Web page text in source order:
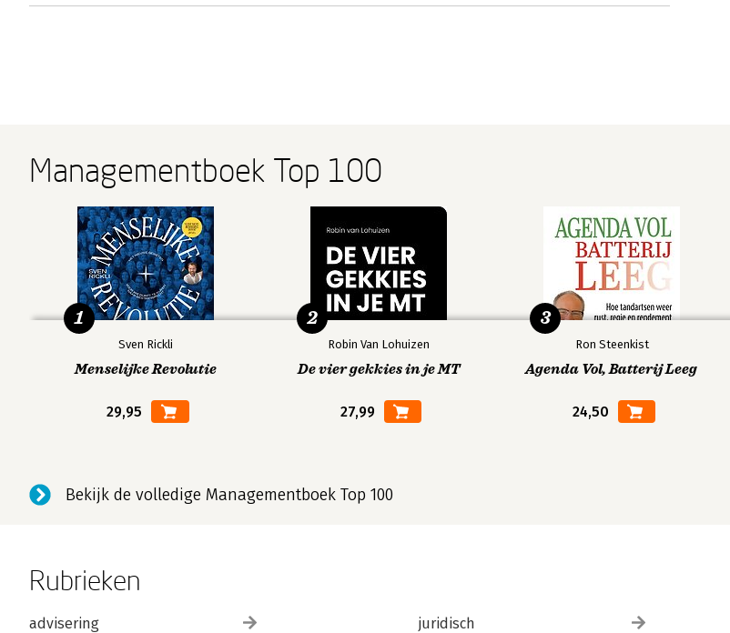
Managementboek Top 100
Sven Rickli
Menselijke Revolutie
29,95
1
Robin Van Lohuizen
De vier gekkies in je MT
27,99
2
Ron Steenkist
Agenda Vol, Batterij Leeg
24,50
3
Bekijk de volledige Managementboek Top 100
Rubrieken
advisering
juridisch